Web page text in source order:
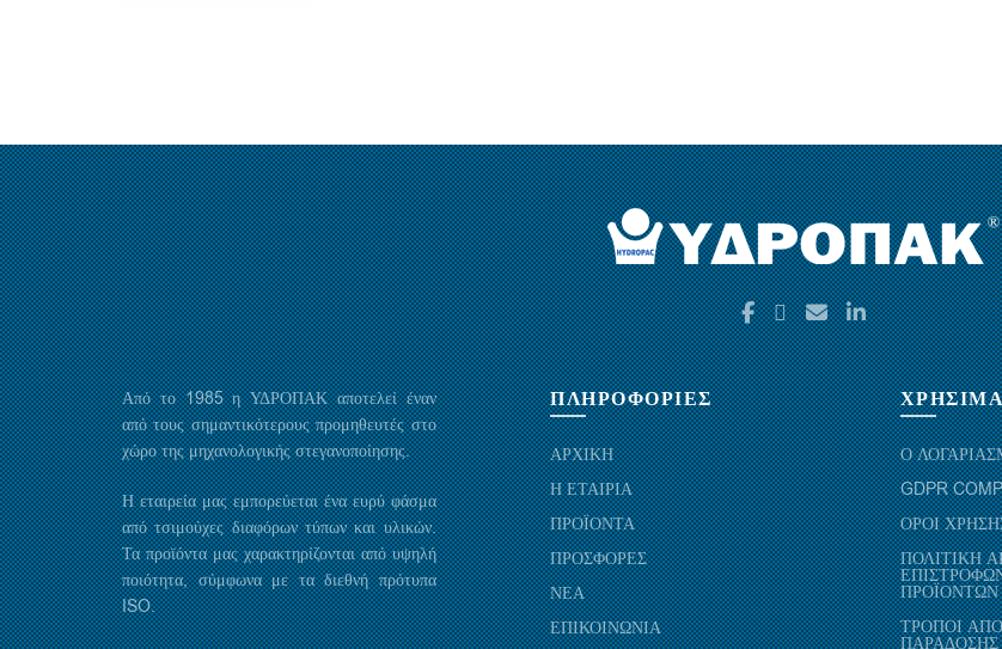
Από το 1985 η ΥΔΡΟΠΑΚ αποτελεί έναν
από τους σημαντικότερους προμηθευτές στο
χώρο της μηχανολογικής στεγανοποίησης.
Η εταιρεία μας εμπορεύεται ένα ευρύ φάσμα
από τσιμούχες διαφόρων τύπων και υλικών.
Τα προϊόντα μας χαρακτηρίζονται από υψηλή
ποιότητα, σύμφωνα με τα διεθνή πρότυπα
ISO.
ΠΛΗΡΟΦΟΡΙΕΣ
ΑΡΧΙΚΗ
Η ΕΤΑΙΡΙΑ
ΠΡΟΪΟΝΤΑ
ΠΡΟΣΦΟΡΕΣ
ΝΕΑ
ΕΠΙΚΟΙΝΩΝΙΑ
Ο
GDPR
ΟΡΟΙ
ΠΟΛΙΤΙΚΗ
ΠΡΟΪΟΝΤΩΝ
ΤΡΟΠΟΙ
ΠΑΡΑΔΟΣΗΣ